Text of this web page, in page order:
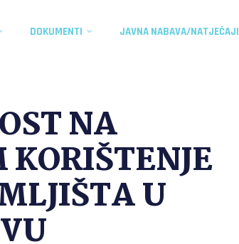
DOKUMENTI JAVNA NABAVA/NATJEČAJI
NA
KORIŠTENJE
U